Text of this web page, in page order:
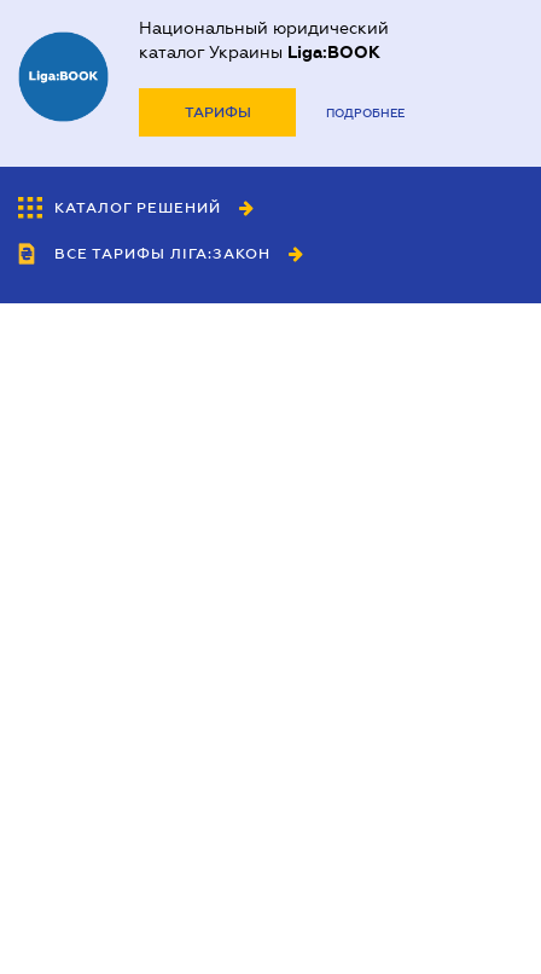
Национальный юридический
каталог Украины Liga:BOOK
ТАРИФЫ ПОДРОБНЕЕ
КАТАЛОГ РЕШЕНИЙ
ВСЕ ТАРИФЫ ЛІГА:ЗАКОН